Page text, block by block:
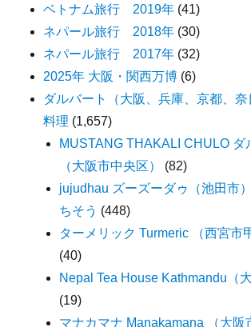
ベトナム旅行 2019年 (41)
ネパール旅行 2018年 (30)
ネパール旅行 2017年 (32)
2025年 大阪・関西万博 (6)
ダルバート（大阪、兵庫、京都、
料理 (1,657)
MUSTANG THAKALI CHULO ダ
（大阪市中央区）
(82)
jujudhau ズーズーダゥ（池田市
ちそう (448)
ターメリック Turmeric （西宮市
(40)
Nepal Tea House Kathmandu（
(19)
マナカマナ Manakamana （大阪